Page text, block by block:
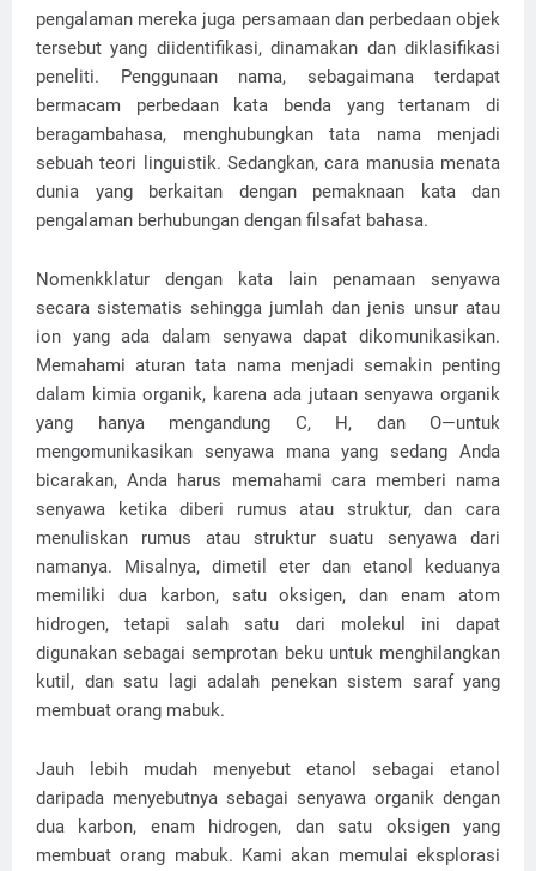
pengalaman mereka juga persamaan dan perbedaan objek
tersebut yang diidentifikasi, dinamakan dan diklasifikasi
peneliti. Penggunaan nama, sebagaimana terdapat
bermacam perbedaan kata benda yang tertanam di
beragambahasa, menghubungkan tata nama menjadi
sebuah teori linguistik. Sedangkan, cara manusia menata
dunia yang berkaitan dengan pemaknaan kata dan
pengalaman berhubungan dengan filsafat bahasa.
Nomenkklatur dengan kata lain penamaan senyawa
secara sistematis sehingga jumlah dan jenis unsur atau
ion yang ada dalam senyawa dapat dikomunikasikan.
Memahami aturan tata nama menjadi semakin penting
dalam kimia organik, karena ada jutaan senyawa organik
yang hanya mengandung C, H, dan O—untuk
mengomunikasikan senyawa mana yang sedang Anda
bicarakan, Anda harus memahami cara memberi nama
senyawa ketika diberi rumus atau struktur, dan cara
menuliskan rumus atau struktur suatu senyawa dari
namanya. Misalnya, dimetil eter dan etanol keduanya
memiliki dua karbon, satu oksigen, dan enam atom
hidrogen, tetapi salah satu dari molekul ini dapat
digunakan sebagai semprotan beku untuk menghilangkan
kutil, dan satu lagi adalah penekan sistem saraf yang
membuat orang mabuk.
Jauh lebih mudah menyebut etanol sebagai etanol
daripada menyebutnya sebagai senyawa organik dengan
dua karbon, enam hidrogen, dan satu oksigen yang
membuat orang mabuk. Kami akan memulai eksplorasi